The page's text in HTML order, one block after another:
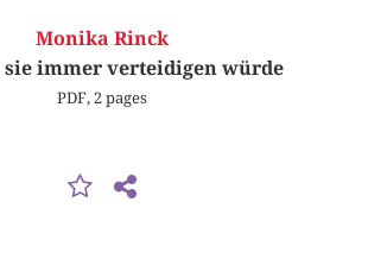
Monika Rinck
sie immer verteidigen würde
PDF, 2 pages